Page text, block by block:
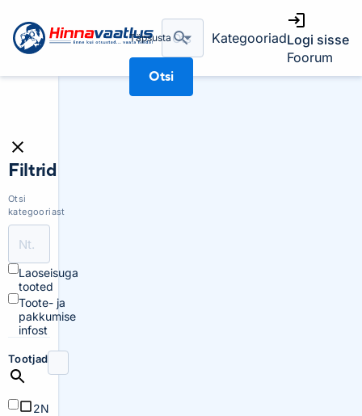
Täpsusta
Otsi
KategooriadLogi sisse
Foorum
Filtrid
Otsi
kategooriast
Laoseisuga
tooted
Toote- ja
pakkumise
infost
Tootjad
2N